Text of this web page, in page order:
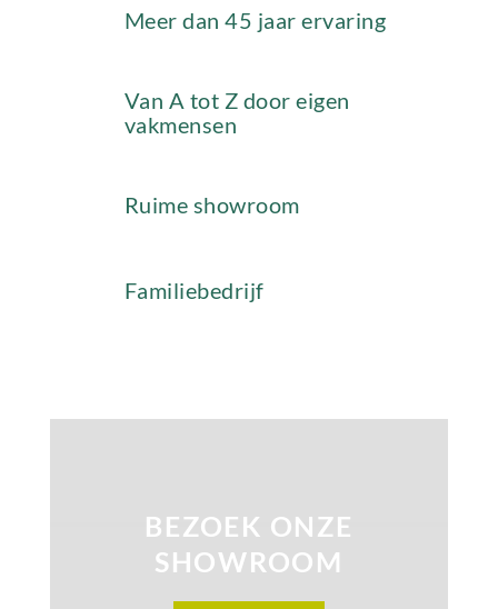
Meer dan 45 jaar ervaring
Van A tot Z door eigen
vakmensen
Ruime showroom
Familiebedrijf
BEZOEK ONZE
SHOWROOM